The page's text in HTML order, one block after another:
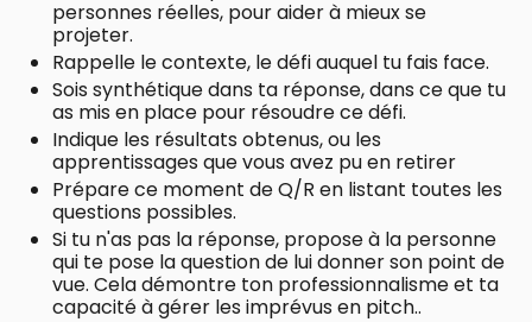
personnes réelles, pour aider à mieux se
projeter.
Rappelle le contexte, le défi auquel tu fais face.
Sois synthétique dans ta réponse, dans ce que tu
as mis en place pour résoudre ce défi.
Indique les résultats obtenus, ou les
apprentissages que vous avez pu en retirer
Prépare ce moment de Q/R en listant toutes les
questions possibles.
Si tu n'as pas la réponse, propose à la personne
qui te pose la question de lui donner son point de
vue. Cela démontre ton professionnalisme et ta
capacité à gérer les imprévus en pitch..